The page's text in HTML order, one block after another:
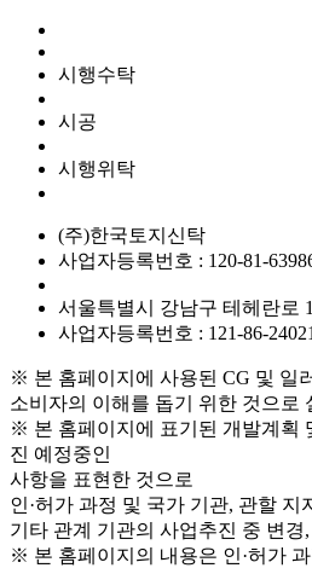
시행수탁
시공
시행위탁
(주)한국토지신탁
사업자등록번호 : 120-81-
서울특별시 강남구 테헤란로
사업자등록번호 : 121-86-24021
※ 본 홈페이지에 사용된 CG 및 일
소비자의 이해를 돕기 위한 것으로
※ 본 홈페이지에 표기된 개발계획
진 예정중인
사항을 표현한 것으로
인·허가 과정 및 국가 기관, 관할 지
기타 관계 기관의 사업추진 중 변
※ 본 홈페이지의 내용은 인·허가